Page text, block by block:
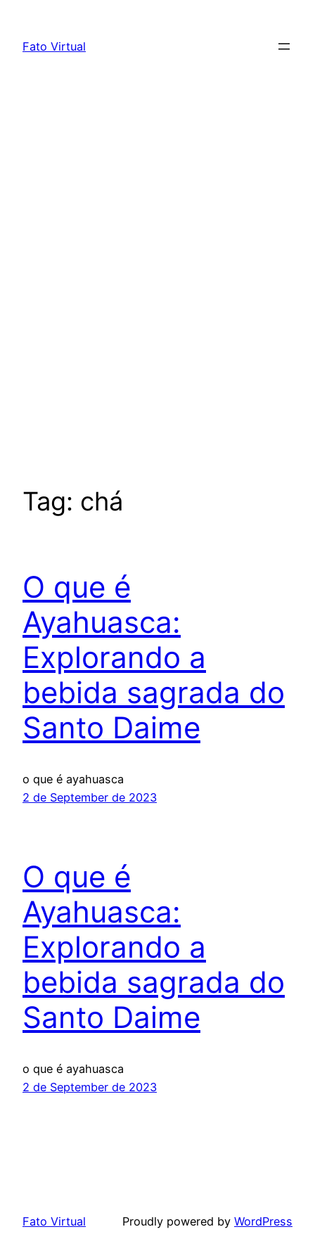
content
Fato Virtual
Tag: chá
O que é
Ayahuasca:
Explorando a
bebida sagrada do
Santo Daime
o que é ayahuasca
2 de September de 2023
O que é
Ayahuasca:
Explorando a
bebida sagrada do
Santo Daime
o que é ayahuasca
2 de September de 2023
Fato Virtual Proudly powered by WordPress